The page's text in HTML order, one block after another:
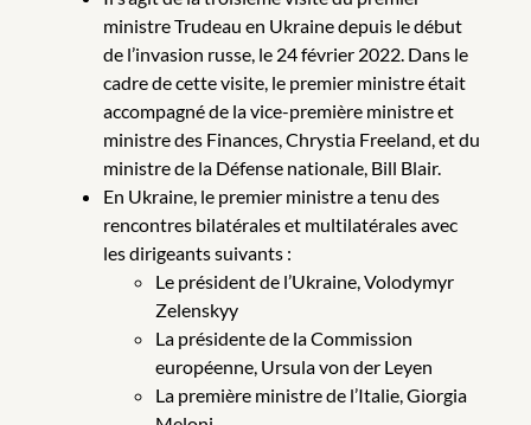
ministre Trudeau en Ukraine depuis le début
de l’invasion russe, le 24 février 2022. Dans le
cadre de cette visite, le premier ministre était
accompagné de la vice-première ministre et
ministre des Finances, Chrystia Freeland, et du
ministre de la Défense nationale, Bill Blair.
En Ukraine, le premier ministre a tenu des
rencontres bilatérales et multilatérales avec
les dirigeants suivants :
Le président de l’Ukraine, Volodymyr
Zelenskyy
La présidente de la Commission
européenne, Ursula von der Leyen
La première ministre de l’Italie, Giorgia